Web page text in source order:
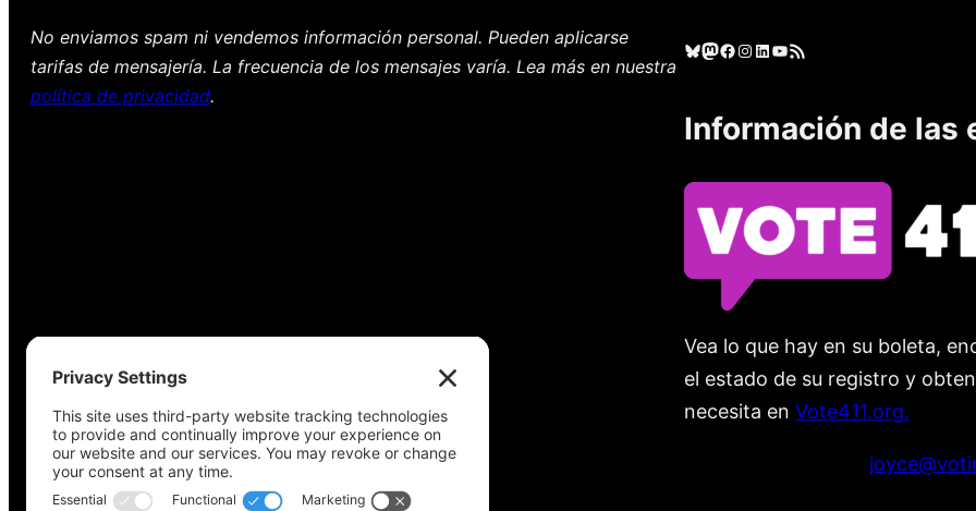
No enviamos spam ni vendemos información personal. Pueden aplicarse
tarifas de mensajería. La frecuencia de los mensajes varía. Lea más en nuestra
política de privacidad.
Cielo azul Mastodonte Facebook Instagram LinkedIn YouTube Feed RSS
Información de las
Vea lo que hay en su boleta,
el estado de su registro y
necesita en Vote411.org.